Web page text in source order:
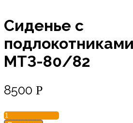
Сиденье с
подлокотниками
МТЗ-80/82
8500 Р